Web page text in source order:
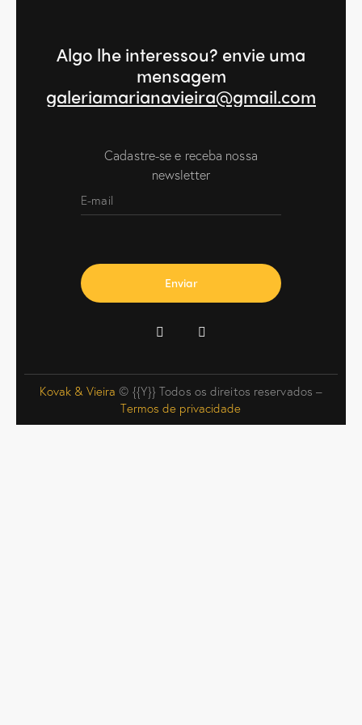
Algo lhe interessou? envie uma
mensagem
galeriamarianavieira@gmail.com
Cadastre-se e receba nossa
newsletter
Kovak & Vieira © {{Y}} Todos os direitos reservados –
Termos de privacidade